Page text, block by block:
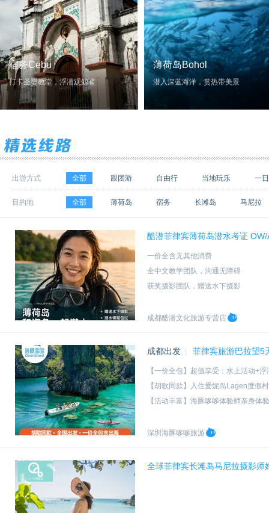
宿务Cebu
打卡圣婴教堂，浮潜观鲸鲨
薄荷岛Bohol
潜入深蓝海洋，赏热带美景
出游方式 全部 跟团游 自由行 当地玩乐 一
目的地 全部 薄荷岛 宿务 长滩岛 马尼拉
保和 卡利波 奎松 明多洛岛
卡盖安思洛市 古晋 吉隆坡
斯里巴加湾 新加坡市 曼谷 沙巴
酷潜菲律宾薄荷岛潜水考证
一价全含无其他消费
全中文教学团队，沟通无障碍
获奖摄影团队，赠送水下摄影
成都酷潜文化旅游专营店
成都出发 菲律宾旅游巴拉望5
【一价全包】超值享受：水上活动+
【胡歌同款】入住爱妮岛Lagen度假
【活动丰富】海豚哆哆体验师亲身体
深圳海豚哆哆旅游
全球菲律宾长滩岛马尼拉摄影